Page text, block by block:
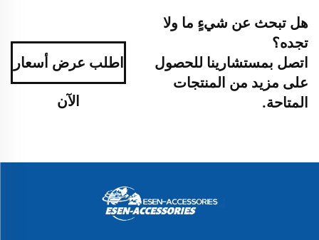
هل تبحث عن شيءٍ ما ولا
تجده؟
اتصل بمستشارينا للحصول
على مزيد من المنتجات
المتاحة.
اطلب عرض أسعار
الآن